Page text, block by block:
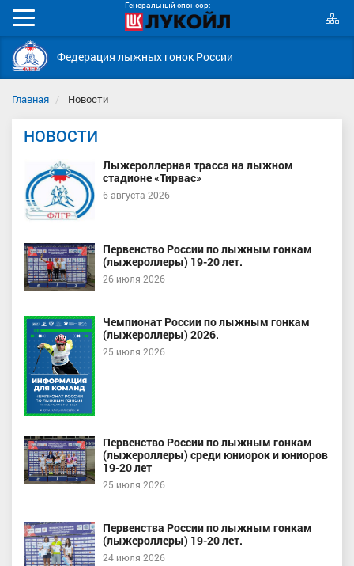
Генеральный спонсор:
Мобильное
меню
Федерация лыжных гонок России
Главная Новости
НОВОСТИ
Лыжероллерная трасса на лыжном
стадионе «Тирвас»
6 августа 2026
Первенство России по лыжным гонкам
(лыжероллеры) 19-20 лет.
26 июля 2026
Чемпионат России по лыжным гонкам
(лыжероллеры) 2026.
25 июля 2026
Первенство России по лыжным гонкам
(лыжероллеры) среди юниорок и юниоров
19-20 лет
25 июля 2026
Первенства России по лыжным гонкам
(лыжероллеры) 19-20 лет.
24 июля 2026